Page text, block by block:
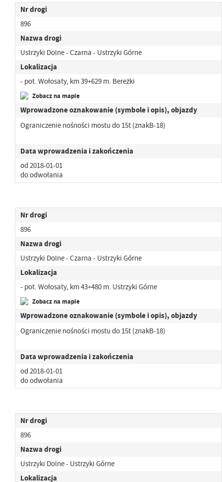
Nr drogi
896
Nazwa drogi
Ustrzyki Dolne - Czarna - Ustrzyki Górne
Lokalizacja
- pot. Wołosaty, km 39+629 m. Bereżki
Zobacz na mapie
Wprowadzone oznakowanie (symbole i opis), objazdy
Ograniczenie nośności mostu do 15t (znakB-18)
Data wprowadzenia i zakończenia
od 2018-01-01
do odwołania
Nr drogi
896
Nazwa drogi
Ustrzyki Dolne - Czarna - Ustrzyki Górne
Lokalizacja
- pot. Wołosaty, km 43+480 m. Ustrzyki Górne
Zobacz na mapie
Wprowadzone oznakowanie (symbole i opis), objazdy
Ograniczenie nośności mostu do 15t (znakB-18)
Data wprowadzenia i zakończenia
od 2018-01-01
do odwołania
Nr drogi
896
Nazwa drogi
Ustrzyki Dolne - Ustrzyki Górne
Lokalizacja